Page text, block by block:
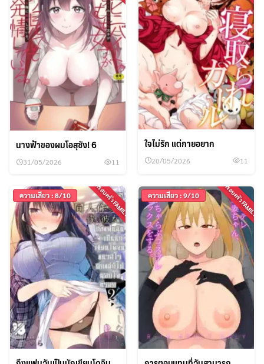
นางฟ้าของผมโอสุซัง! 6
31/05/2026 11
ใจไม่รัก แต่กายอยาก
20/05/2026 11
ครอบครัว FAMILY
ความเสียว : 8/10 ครอบครัว FAMILY
ความเสียว : 9/10